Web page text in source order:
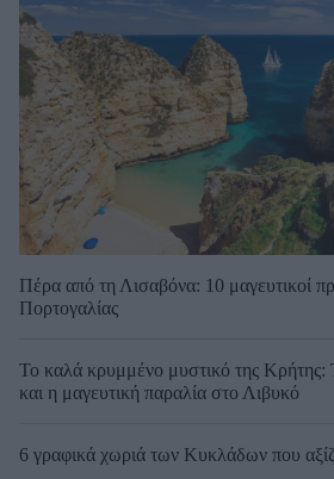
Πέρα από τη Λισαβόνα: 10 μαγευτικοί
Πορτογαλίας
Το καλά κρυμμένο μυστικό της Κρήτης:
και η μαγευτική παραλία στο Λιβυκό
6 γραφικά χωριά των Κυκλάδων που